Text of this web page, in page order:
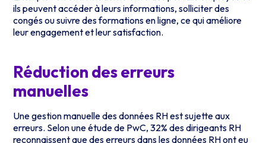
ils peuvent accéder à leurs informations, solliciter des
congés ou suivre des formations en ligne, ce qui améliore
leur engagement et leur satisfaction.
Réduction des erreurs
manuelles
Une gestion manuelle des données RH est sujette aux
erreurs. Selon une étude de PwC, 32% des dirigeants RH
reconnaissent que des erreurs dans les données RH ont eu